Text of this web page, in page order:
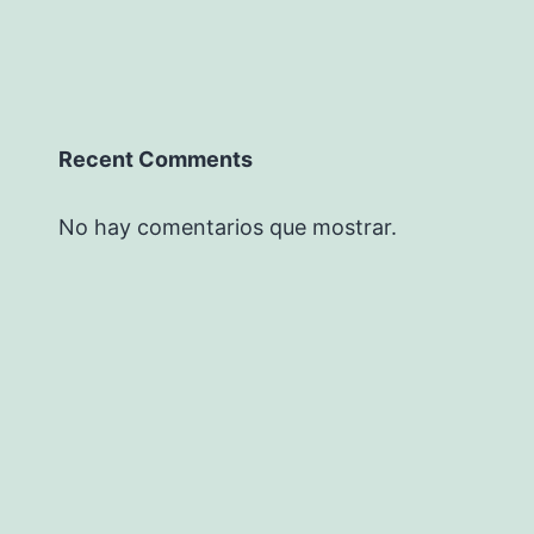
Recent Comments
No hay comentarios que mostrar.